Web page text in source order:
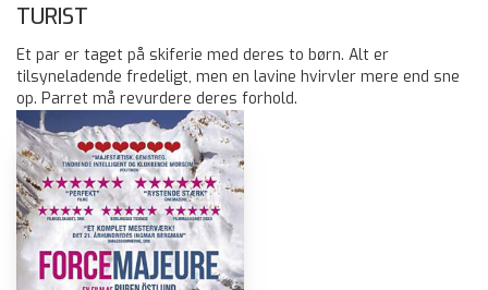
TURIST
Et par er taget på skiferie med deres to børn. Alt er
tilsyneladende fredeligt, men en lavine hvirvler mere end sne
op. Parret må revurdere deres forhold.